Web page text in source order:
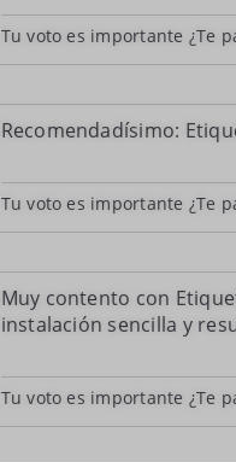
Tu voto es importante ¿Te
Recomendadísimo:
Tu voto es importante ¿Te
Muy contento con
instalación sencilla y
Tu voto es importante ¿Te